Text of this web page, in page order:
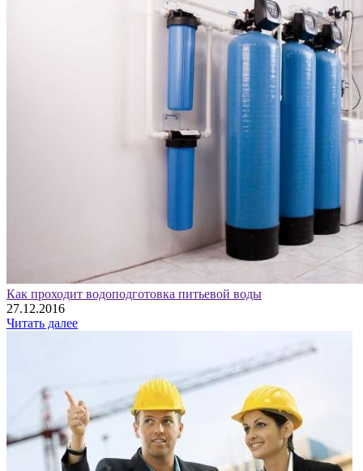
Как проходит водоподготовка питьевой воды
27.12.2016
Читать далее